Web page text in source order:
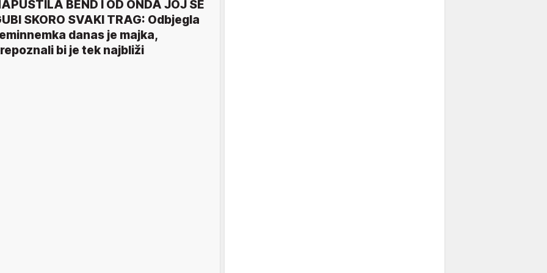
BEND I OD ONDA JOJ SE
SKORO SVAKI TRAG: Odbjegla
danas je majka,
bi je tek najbliži